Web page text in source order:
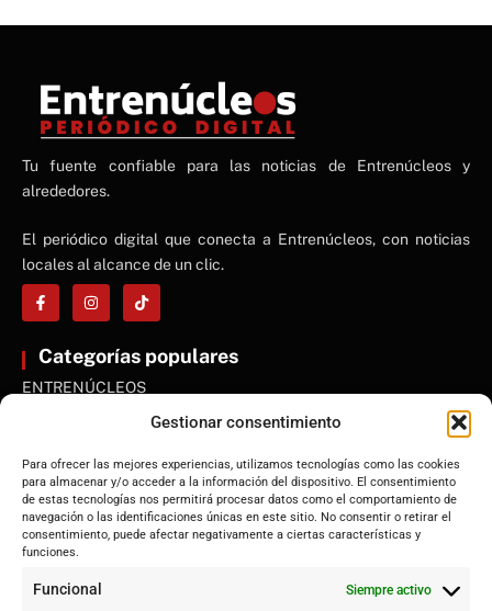
Gestionar consentimiento
Para ofrecer las mejores experiencias, utilizamos tecnologías como las cookies
para almacenar y/o acceder a la información del dispositivo. El consentimiento
de estas tecnologías nos permitirá procesar datos como el comportamiento de
navegación o las identificaciones únicas en este sitio. No consentir o retirar el
consentimiento, puede afectar negativamente a ciertas características y
funciones.
Funcional Siempre activo
NE
NEWS ELEMENTOR
Tu fuente confiable para las noticias de Entrenúcleos y
alrededores.
El periódico digital que conecta a Entrenúcleos, con noticias
locales al alcance de un clic.
Categorías populares
ENTRENÚCLEOS
Andalucía
Internacional
Tecnología
Sociedad